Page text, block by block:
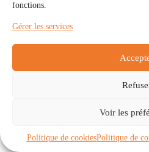
fonctions.
Gérer les services
Voir les
Politique de cookiesPolitique de
Communautés
À
Politique de